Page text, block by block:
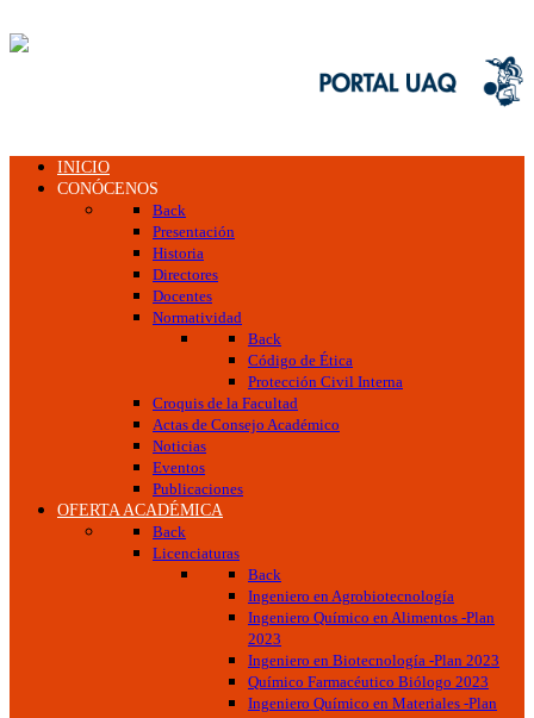
INICIO
CONÓCENOS
Back
Presentación
Historia
Directores
Docentes
Normatividad
Back
Código de Ética
Protección Civil Interna
Croquis de la Facultad
Actas de Consejo Académico
Noticias
Eventos
Publicaciones
OFERTA ACADÉMICA
Back
Licenciaturas
Back
Ingeniero en Agrobiotecnología
Ingeniero Químico en Alimentos -Plan
2023
Ingeniero en Biotecnología -Plan 2023
Químico Farmacéutico Biólogo 2023
Ingeniero Químico en Materiales -Plan